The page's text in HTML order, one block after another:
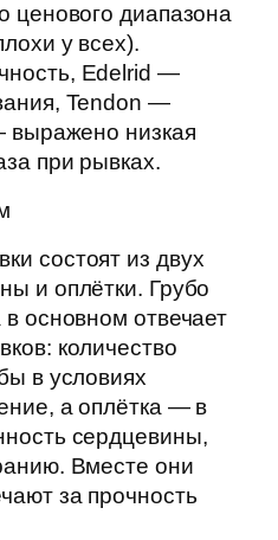
ценового диапазона
у всех).
Edelrid —
Tendon —
выражено низкая
при рывках.
состоят из двух
и оплётки. Грубо
основном отвечает
количество
в условиях
а оплётка — в
сердцевины,
Вместе они
за прочность